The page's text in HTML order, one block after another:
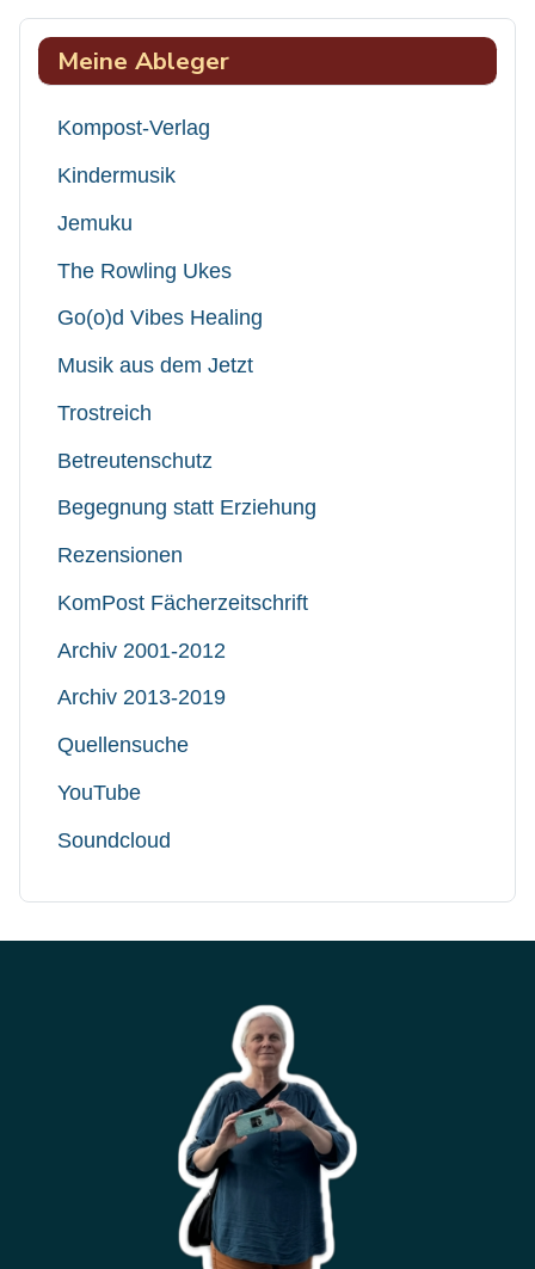
Meine Ableger
Kompost-Verlag
Kindermusik
Jemuku
The Rowling Ukes
Go(o)d Vibes Healing
Musik aus dem Jetzt
Trostreich
Betreutenschutz
Begegnung statt Erziehung
Rezensionen
KomPost Fächerzeitschrift
Archiv 2001-2012
Archiv 2013-2019
Quellensuche
YouTube
Soundcloud